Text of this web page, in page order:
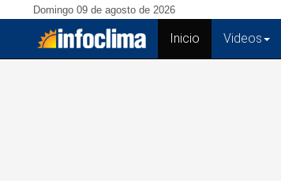
Domingo 09 de agosto de 2026
Inicio (current)
Videos